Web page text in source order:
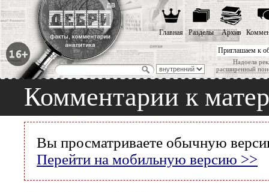
Приглашаем к
Надоела
расширенный
Главная Разделы Архив
Комментарии к
Вы просматриваете обычную
Перейти на мобильную версию >>